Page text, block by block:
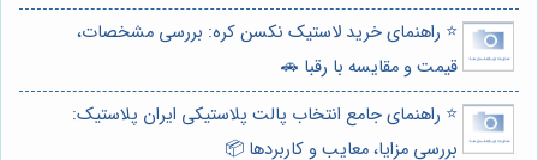
⭐️ راهنمای خرید لاستیک نکسن کره: بررسی مشخصات،
قیمت و مقایسه با رقبا 🚗
⭐️ راهنمای جامع انتخاب پالت پلاستیکی ایران پلاستیک:
بررسی مزایا، معایب و کاربردها 📦